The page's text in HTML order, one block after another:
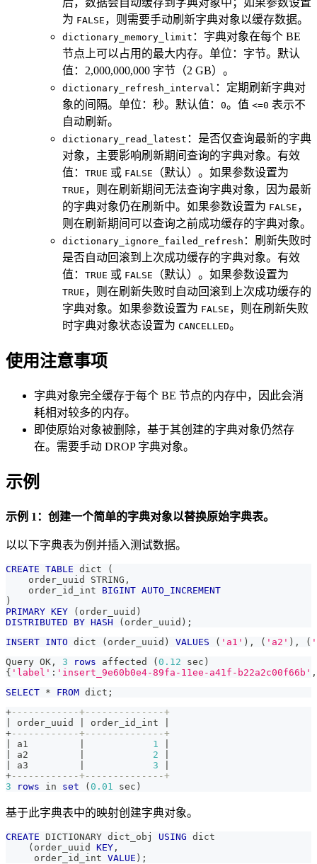
后，数据会自动缓存到字典对象中；如果参数设置
为 FALSE ，则需要手动刷新字典对象以缓存数据。
dictionary_memory_limit ：字典对象在每个 BE
节点上可以占用的最大内存。单位：字节。默认
值：2,000,000,000 字节（2 GB）。
dictionary_refresh_interval ：定期刷新字典对
象的间隔。单位：秒。默认值： 0。值 <=0 表示不
自动刷新。
dictionary_read_latest ：是否仅查询最新的字典
对象，主要影响刷新期间查询的字典对象。有效
值： TRUE 或 FALSE （默认）。如果参数设置为
TRUE ，则在刷新期间无法查询字典对象，因为最新
的字典对象仍在刷新中。如果参数设置为 FALSE ，
则在刷新期间可以查询之前成功缓存的字典对象。
dictionary_ignore_failed_refresh ：刷新失败时
是否自动回滚到上次成功缓存的字典对象。有效
值： TRUE 或 FALSE （默认）。如果参数设置为
TRUE ，则在刷新失败时自动回滚到上次成功缓存的
字典对象。如果参数设置为 FALSE ，则在刷新失败
时字典对象状态设置为 CANCELLED。
使用注意事项
字典对象完全缓存于每个 BE 节点的内存中，因此会消
耗相对较多的内存。
即使原始对象被删除，基于其创建的字典对象仍然存
在。需要手动 DROP 字典对象。
示例
示例 1：创建一个简单的字典对象以替换原始字典表。
以以下字典表为例并插入测试数据。
CREATE TABLE dict
(
    order_uuid STRING
,
    order_id_int
BIGINT AUTO_INCREMENT
)
PRIMARY KEY ( order_uuid )
DISTRIBUTED
BY HASH ( order_uuid ) ;
INSERT INTO dict ( order_uuid ) VALUES ( 'a1' ) , ( 'a2' ) , (
Query OK , 3 rows affected ( 0.12 sec )
{ 'label' : 'insert_9e60b0e4-89fa-11ee-a41f-b22a2c00f66b' ,
SELECT * FROM dict ;
+------------+--------------+
order_uuid order_id_int
+------------+--------------+
a1 1
a2 2
a3 3
+------------+--------------+
3
rows in set ( 0.01 sec )
基于此字典表中的映射创建字典对象。
CREATE DICTIONARY dict_obj USING dict
( order_uuid KEY ,
     order_id_int
VALUE ) ;